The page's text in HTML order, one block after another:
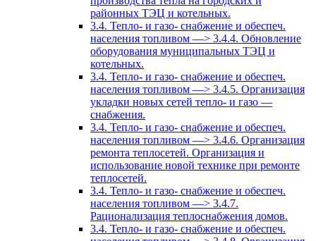
районных ТЭЦ и котельных.
3.4. Тепло- и газо- снабжение и обеспеч.
населения топливом —> 3.4.4. Обновление
оборудования муниципальных ТЭЦ и
котельных.
3.4. Тепло- и газо- снабжение и обеспеч.
населения топливом —> 3.4.5. Организация
укладки новых сетей тепло- и газо —
снабжения.
3.4. Тепло- и газо- снабжение и обеспеч.
населения топливом —> 3.4.6. Организация
ремонта теплосетей. Организация и
использование новой технике при ремонте
теплосетей.
3.4. Тепло- и газо- снабжение и обеспеч.
населения топливом —> 3.4.7.
Рационализация теплоснабжения домов.
3.4. Тепло- и газо- снабжение и обеспеч.